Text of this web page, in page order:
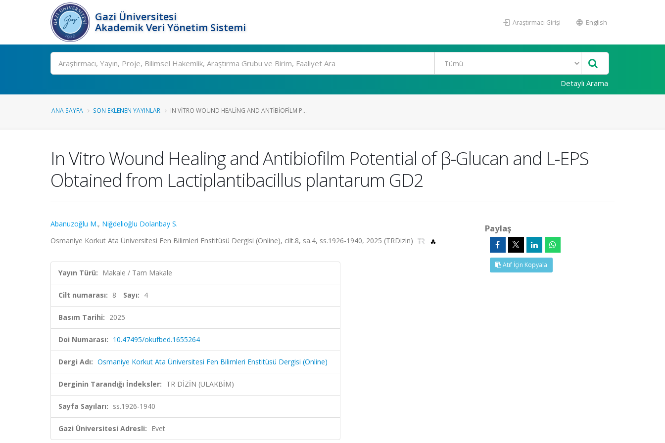
Gazi Üniversitesi
Akademik Veri Yönetim Sistemi
Araştırmacı Girişi English
Ara
Detaylı Arama
ANA SAYFA SON EKLENEN YAYINLAR IN VITRO WOUND HEALING AND ANTIBIOFILM P...
In Vitro Wound Healing and Antibiofilm Potential of β-Glucan and L-EPS
Obtained from Lactiplantibacillus plantarum GD2
Abanuzoğlu M., Niğdelioğlu Dolanbay S.
Osmaniye Korkut Ata Üniversitesi Fen Bilimleri Enstitüsü Dergisi (Online), cilt.8, sa.4, ss.1926-1940, 2025 (TRDizin)
Yayın Türü: Makale / Tam Makale
Cilt numarası: 8 Sayı: 4
Basım Tarihi: 2025
Doi Numarası: 10.47495/okufbed.1655264
Dergi Adı: Osmaniye Korkut Ata Üniversitesi Fen Bilimleri Enstitüsü Dergisi (Online)
Derginin Tarandığı İndeksler: TR DİZİN (ULAKBİM)
Sayfa Sayıları: ss.1926-1940
Gazi Üniversitesi Adresli: Evet
Paylaş
Atıf İçin Kopyala